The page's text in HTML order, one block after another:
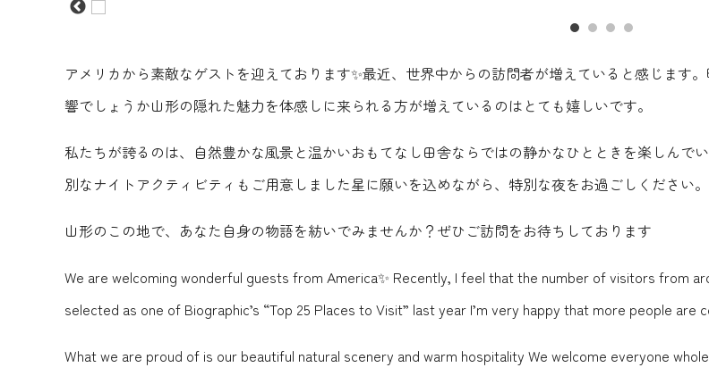
アメリカから素敵なゲストを迎えております✨最近、世界中からの訪問者が増えていると感じます
響でしょうか山形の隠れた魅力を体感しに来られる方が増えているのはとても嬉しいです。
私たちが誇るのは、自然豊かな風景と温かいおもてなし田舎ならではの静かなひとときを楽しんで
別なナイトアクティビティもご用意しました星に願いを込めながら、特別な夜をお過ごしください。
山形のこの地で、あなた自身の物語を紡いでみませんか？ぜひご訪問をお待ちしております
We are welcoming wonderful guests from America✨ Recently, I feel that the number of visitors from
selected as one of Biographic’s “Top 25 Places to Visit” last year I’m very happy that more people
What we are proud of is our beautiful natural scenery and warm hospitality We welcome everyone